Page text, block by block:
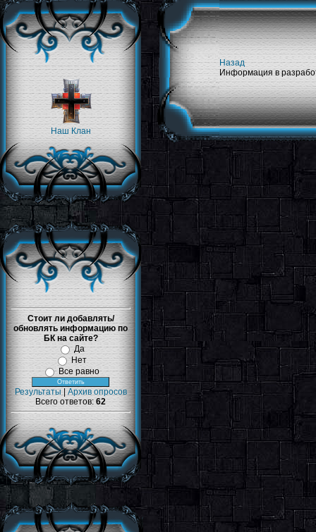
Наш Клан
Стоит ли добавлять/
обновлять информацию по
БК на сайте?
Да
Нет
Все равно
Результаты
Архив опросов
Всего ответов: 62
Назад
Информация в